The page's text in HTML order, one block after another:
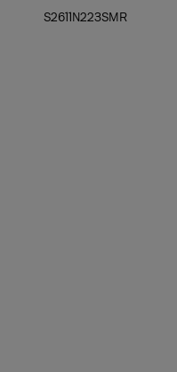
S2611N223SMR